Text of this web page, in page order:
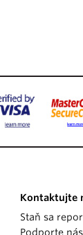
Kontaktujte
Staň sa
Podporte nás